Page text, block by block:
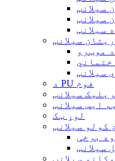
سیلانټ
سیلانټ
سیلانټ
سیلانټ
سیلانټ
د PU فوم
سیلانټ
ایس سیلانټ
لوړ ټک
کولو سیلانټ
سیلانټ
سیلانټ